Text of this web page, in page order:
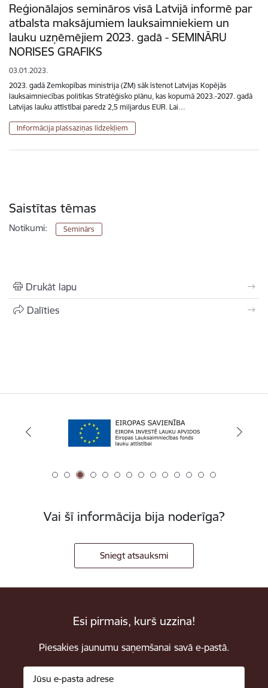
Reģionālajos semināros visā Latvijā informē par
atbalsta maksājumiem lauksaimniekiem un
lauku uzņēmējiem 2023. gadā - SEMINĀRU
NORISES GRAFIKS
03.01.2023.
2023. gadā Zemkopības ministrija (ZM) sāk īstenot Latvijas Kopējās
lauksaimniecības politikas Stratēģisko plānu, kas kopumā 2023.-2027. gadā
Latvijas lauku attīstībai paredz 2,5 miljardus EUR. Lai…
Informācija plašsaziņas līdzekļiem
Saistītas tēmas
Notikumi: Seminārs
Drukāt lapu
Dalīties
Vai šī informācija bija noderīga?
Sniegt atsauksmi
Esi pirmais, kurš uzzina!
Piesakies jaunumu saņemšanai savā e-pastā.